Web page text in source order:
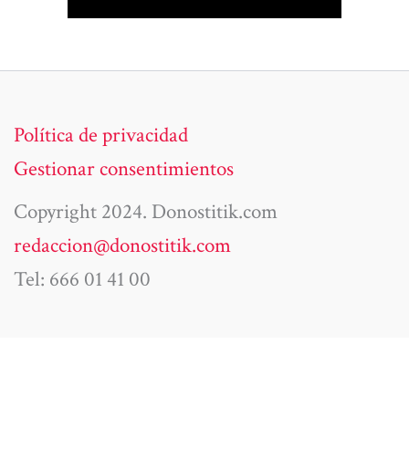
Política de privacidad
Gestionar consentimientos
Copyright 2024. Donostitik.com
redaccion@donostitik.com
Tel: 666 01 41 00